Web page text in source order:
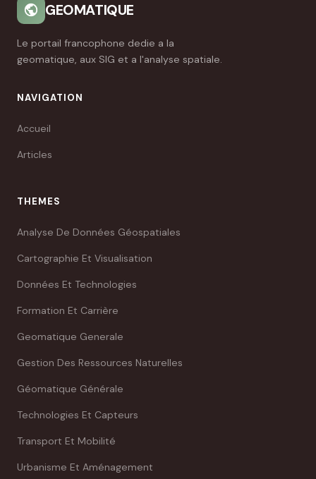
GEOMATIQUE
Le portail francophone dedie a la
geomatique, aux SIG et a l'analyse spatiale.
NAVIGATION
Accueil
Articles
THEMES
Analyse De Données Géospatiales
Cartographie Et Visualisation
Données Et Technologies
Formation Et Carrière
Geomatique Generale
Gestion Des Ressources Naturelles
Géomatique Générale
Technologies Et Capteurs
Transport Et Mobilité
Urbanisme Et Aménagement